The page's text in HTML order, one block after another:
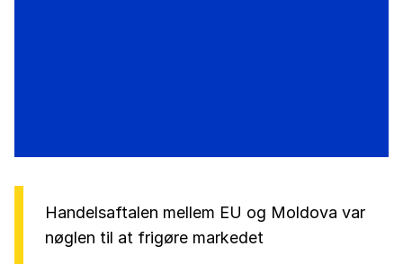
Handelsaftalen mellem EU og Moldova var
nøglen til at frigøre markedet